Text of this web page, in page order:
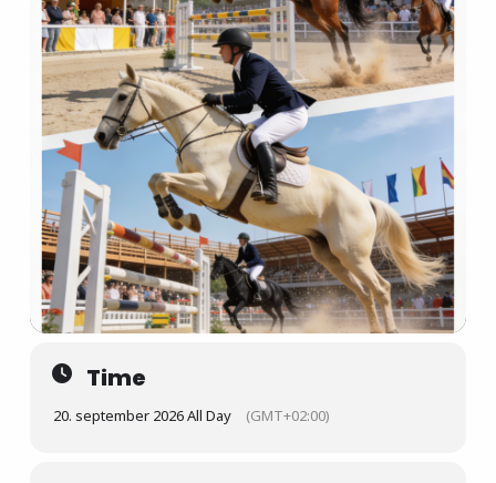
Time
20. september 2026 All Day (GMT+02:00)